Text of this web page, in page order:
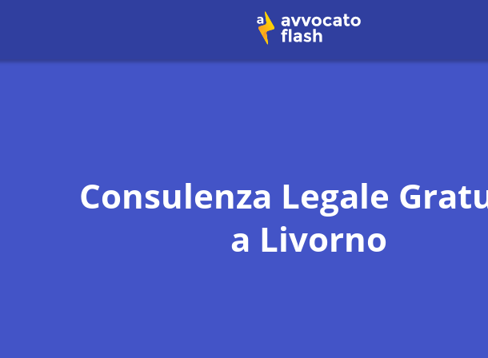
Consulenza Legale
a Livorno